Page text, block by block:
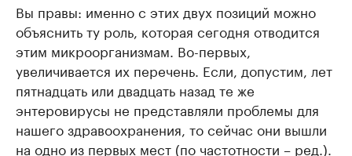
Вы правы: именно с этих двух позиций можно
объяснить ту роль, которая сегодня отводится
этим микроорганизмам. Во-первых,
увеличивается их перечень. Если, допустим, лет
пятнадцать или двадцать назад те же
энтеровирусы не представляли проблемы для
нашего здравоохранения, то сейчас они вышли
на одно из первых мест (по частотности – ред.).